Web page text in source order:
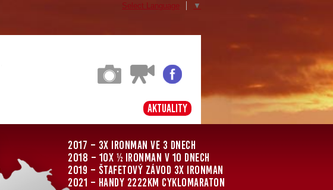
Select Language ▼
Aktuality
2017 – 3x Ironman ve 3 dnech
2018 – 10x ½ Ironman v 10 dnech
2019 – štafetový závod 3x Ironman
2021 – Handy 2222km cyklomaraton